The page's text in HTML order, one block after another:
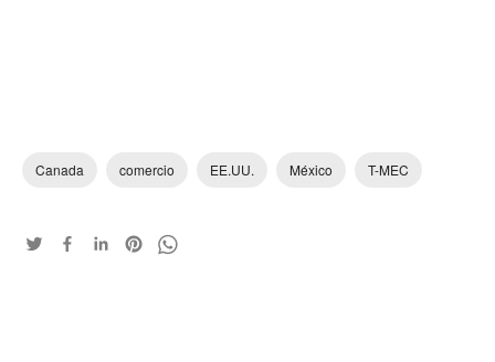
Canada comercio EE.UU. México T-MEC